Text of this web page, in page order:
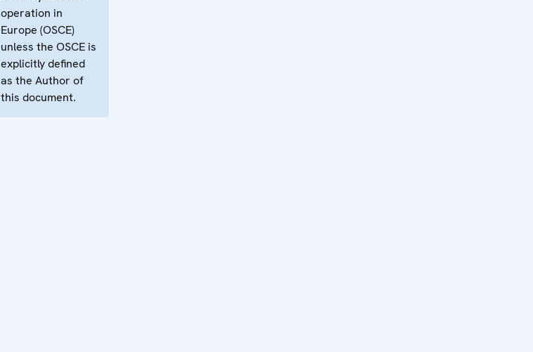
operation in
Europe (OSCE)
unless the OSCE is
explicitly defined
as the Author of
this document.